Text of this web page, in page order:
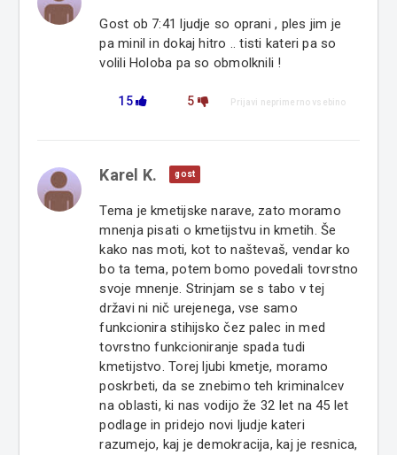
Gost ob 7:41 ljudje so oprani , ples jim je
pa minil in dokaj hitro .. tisti kateri pa so
volili Holoba pa so obmolknili !
15 5 Prijavi neprimerno vsebino
Karel K. gost
Tema je kmetijske narave, zato moramo
mnenja pisati o kmetijstvu in kmetih. Še
kako nas moti, kot to naštevaš, vendar ko
bo ta tema, potem bomo povedali tovrstno
svoje mnenje. Strinjam se s tabo v tej
državi ni nič urejenega, vse samo
funkcionira stihijsko čez palec in med
tovrstno funkcioniranje spada tudi
kmetijstvo. Torej ljubi kmetje, moramo
poskrbeti, da se znebimo teh kriminalcev
na oblasti, ki nas vodijo že 32 let na 45 let
podlage in pridejo novi ljudje kateri
razumejo, kaj je demokracija, kaj je resnica,